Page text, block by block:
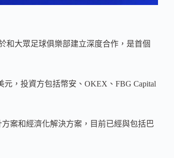
和大眾足球俱樂部建立深度合作，是首個
元，投資方包括幣安、OKEX、FBG Capital
案和經濟化解決方案，目前已經與包括巴